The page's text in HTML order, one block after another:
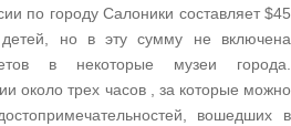
по городу Салоники составляет $45
но в эту сумму не включена
в некоторые музеи города.
около трех часов , за которые можно
вошедших в